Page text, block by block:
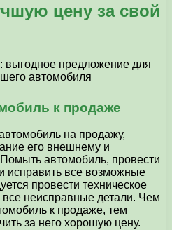
цену за свой
к продаже
на продажу,
его внешнему и
автомобиль, провести
исправить все возможные
провести техническое
неисправные детали. Чем
к продаже, тем
за него хорошую цену.